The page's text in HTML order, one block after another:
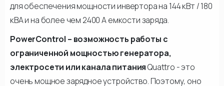
для обеспечения мощности инвертора на 144 кВт / 180
кВА и на более чем 2400 А емкости заряда.
PowerControl – возможность работы с
ограниченной мощностью генератора,
электросети или канала питанияQuattro - это
очень мощное зарядное устройство. Поэтому, оно